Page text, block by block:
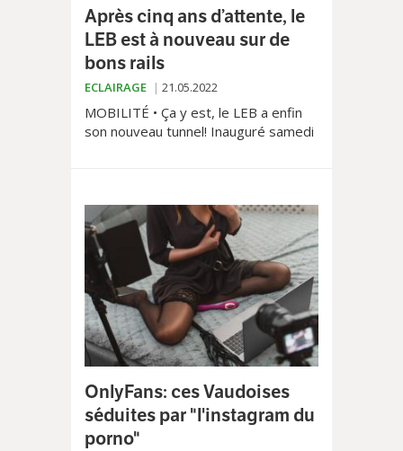
Après cinq ans d’attente, le
LEB est à nouveau sur de
bons rails
ECLAIRAGE 21.05.2022
MOBILITÉ • Ça y est, le LEB a enfin
son nouveau tunnel! Inauguré samedi
gares d’Union-Prilly et de Lausanne-
Chauderon aura nécessité plus de
cinq ans de travaux.
OnlyFans: ces Vaudoises
séduites par "l'instagram du
porno"